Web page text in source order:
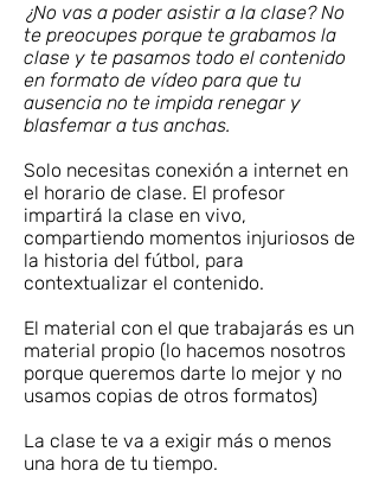
¿No vas a poder asistir a la clase? No
te preocupes porque te grabamos la
clase y te pasamos todo el contenido
en formato de vídeo para que tu
ausencia no te impida renegar y
blasfemar a tus anchas.
Solo necesitas conexión a internet en
el horario de clase. El profesor
impartirá la clase en vivo,
compartiendo momentos injuriosos de
la historia del fútbol, para
contextualizar el contenido.
El material con el que trabajarás es un
material propio (lo hacemos nosotros
porque queremos darte lo mejor y no
usamos copias de otros formatos)
La clase te va a exigir más o menos
una hora de tu tiempo.